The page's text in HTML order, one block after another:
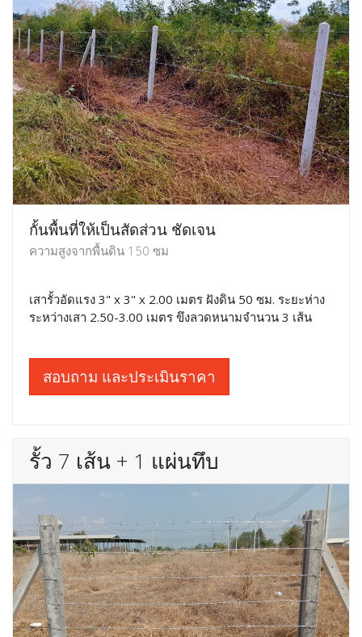
กั้นพื้นที่ให้เป็นสัดส่วน ชัดเจน
ความสูงจากพื้นดิน 150 ซม
เสารั้วอัดแรง 3" x 3" x 2.00 เมตร ฝังดิน 50 ซม. ระยะห่าง
ระหว่างเสา 2.50-3.00 เมตร ขึงลวดหนามจำนวน 3 เส้น
สอบถาม และประเมินราคา
รั้ว 7 เส้น + 1 แผ่นทึบ